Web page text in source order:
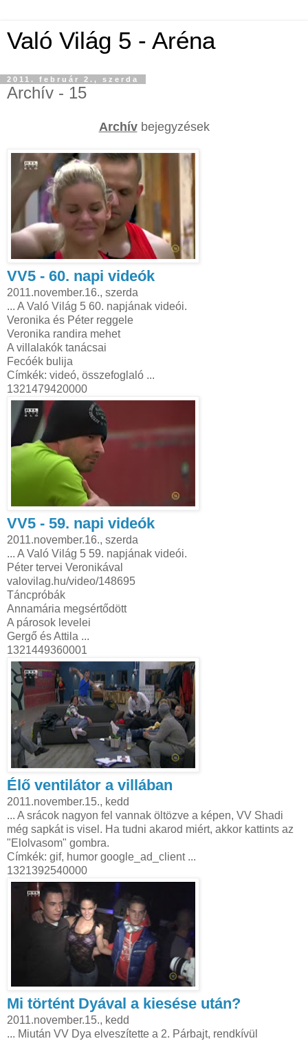
Való Világ 5 - Aréna
2011. február 2., szerda
Archív - 15
Archívbejegyzések
VV5 - 60. napi videók
2011.november.16., szerda
... A Való Világ 5 60. napjának videói.
Veronika és Péter reggele
Veronika randira mehet
A villalakók tanácsai
Fecóék bulija
Címkék: videó, összefoglaló ...
1321479420000
VV5 - 59. napi videók
2011.november.16., szerda
... A Való Világ 5 59. napjának videói.
Péter tervei Veronikával
valovilag.hu/video/148695
Táncpróbák
Annamária megsértődött
A párosok levelei
Gergő és Attila ...
1321449360001
Élő ventilátor a villában
2011.november.15., kedd
... A srácok nagyon fel vannak öltözve a képen, VV Shadi
még sapkát is visel. Ha tudni akarod miért, akkor kattints az
"Elolvasom" gombra.
Címkék: gif, humor google_ad_client ...
1321392540000
Mi történt Dyával a kiesése után?
2011.november.15., kedd
... Miután VV Dya elveszítette a 2. Párbajt, rendkívül